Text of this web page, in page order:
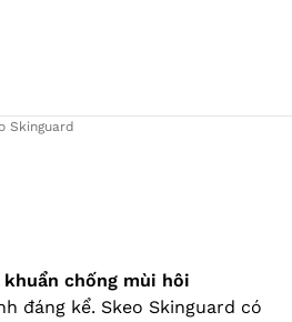
Skinguard
chống mùi hôi
đáng kể. Skeo Skinguard có